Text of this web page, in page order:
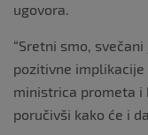
ugovora.
“Sretni smo,
pozitivne implikacije
ministrica prometa i
poručivši kako će i